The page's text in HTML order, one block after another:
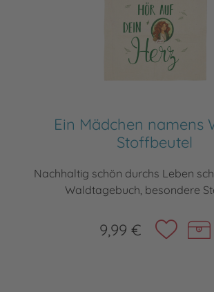
Ein Mädchen namens
Stoffbeutel
Nachhaltig schön durchs Leben
Waldtagebuch, besondere
9,99 €